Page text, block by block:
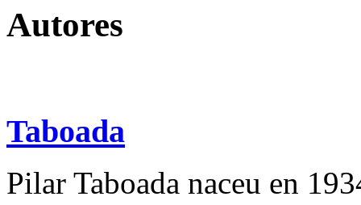
Autores
Taboada
Pilar Taboada naceu en